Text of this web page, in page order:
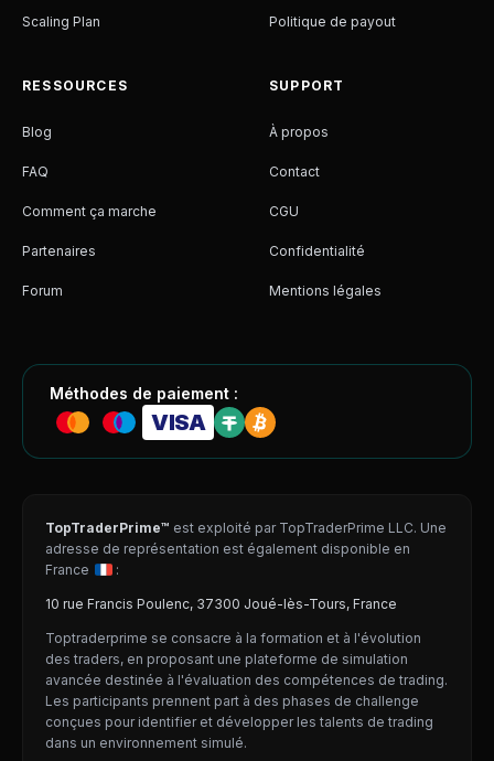
Scaling Plan Politique de payout
RESSOURCES
Blog
FAQ
Comment ça marche
Partenaires
Forum
SUPPORT
À propos
Contact
CGU
Confidentialité
Mentions légales
Méthodes de paiement :
VISA
TopTraderPrime™ est exploité par TopTraderPrime LLC. Une
adresse de représentation est également disponible en
France
:
10 rue Francis Poulenc, 37300 Joué-lès-Tours, France
Toptraderprime se consacre à la formation et à l'évolution
des traders, en proposant une plateforme de simulation
avancée destinée à l'évaluation des compétences de trading.
Les participants prennent part à des phases de challenge
conçues pour identifier et développer les talents de trading
dans un environnement simulé.